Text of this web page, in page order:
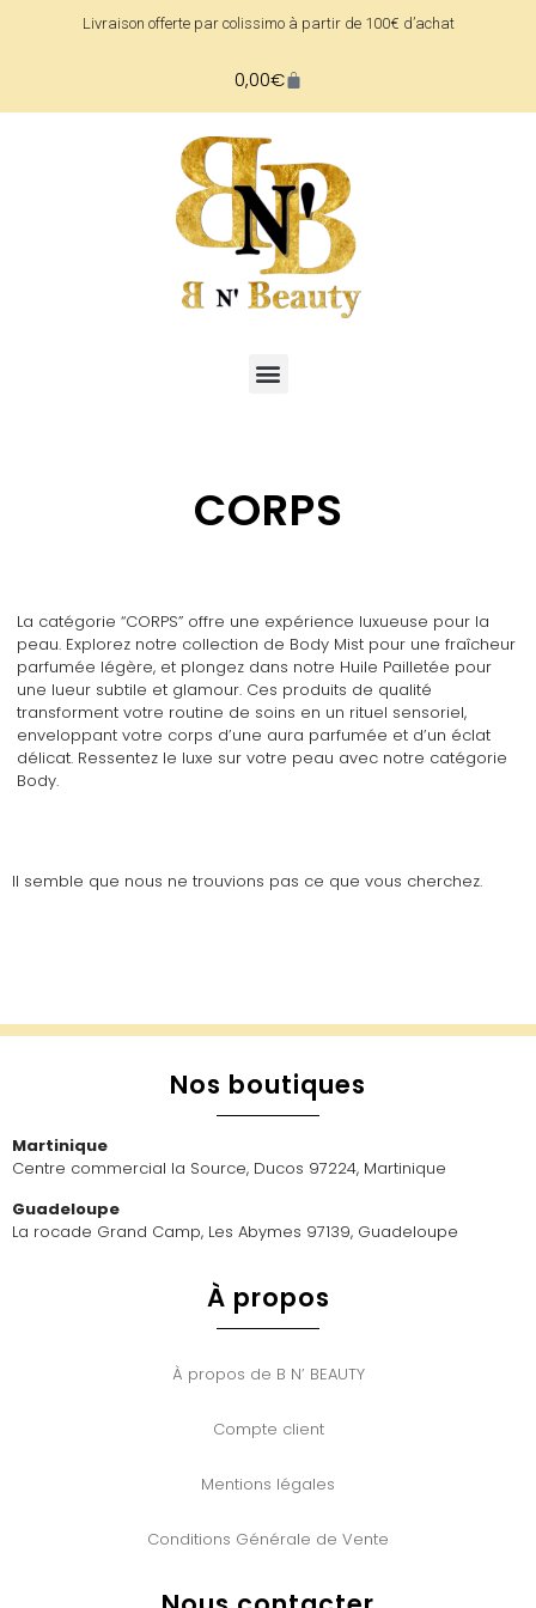
Livraison offerte par colissimo à partir de 100€ d’achat
0,00€
CORPS
La catégorie “CORPS” offre une expérience luxueuse pour la
peau. Explorez notre collection de Body Mist pour une fraîcheur
parfumée légère, et plongez dans notre Huile Pailletée pour
une lueur subtile et glamour. Ces produits de qualité
transforment votre routine de soins en un rituel sensoriel,
enveloppant votre corps d’une aura parfumée et d’un éclat
délicat. Ressentez le luxe sur votre peau avec notre catégorie
Body.
Il semble que nous ne trouvions pas ce que vous cherchez.
Nos boutiques
Martinique
Centre commercial la Source, Ducos 97224, Martinique
Guadeloupe
La rocade Grand Camp, Les Abymes 97139, Guadeloupe
À propos
À propos de B N’ BEAUTY
Compte client
Mentions légales
Conditions Générale de Vente